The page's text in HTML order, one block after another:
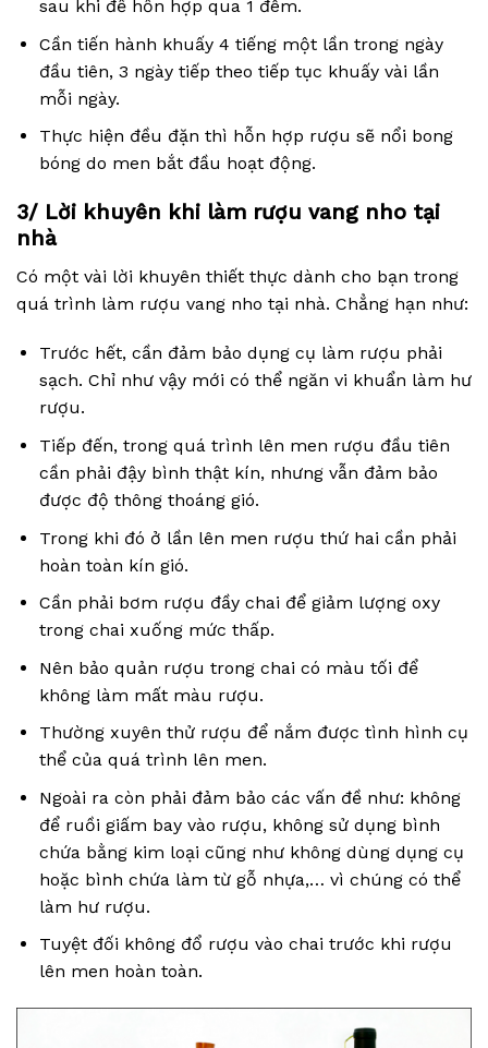
sau khi để hỗn hợp qua 1 đêm.
Cần tiến hành khuấy 4 tiếng một lần trong ngày
đầu tiên, 3 ngày tiếp theo tiếp tục khuấy vài lần
mỗi ngày.
Thực hiện đều đặn thì hỗn hợp rượu sẽ nổi bong
bóng do men bắt đầu hoạt động.
3/ Lời khuyên khi làm rượu vang nho tại
nhà
Có một vài lời khuyên thiết thực dành cho bạn trong
quá trình làm rượu vang nho tại nhà. Chẳng hạn như:
Trước hết, cần đảm bảo dụng cụ làm rượu phải
sạch. Chỉ như vậy mới có thể ngăn vi khuẩn làm hư
rượu.
Tiếp đến, trong quá trình lên men rượu đầu tiên
cần phải đậy bình thật kín, nhưng vẫn đảm bảo
được độ thông thoáng gió.
Trong khi đó ở lần lên men rượu thứ hai cần phải
hoàn toàn kín gió.
Cần phải bơm rượu đầy chai để giảm lượng oxy
trong chai xuống mức thấp.
Nên bảo quản rượu trong chai có màu tối để
không làm mất màu rượu.
Thường xuyên thử rượu để nắm được tình hình cụ
thể của quá trình lên men.
Ngoài ra còn phải đảm bảo các vấn đề như: không
để ruồi giấm bay vào rượu, không sử dụng bình
chứa bằng kim loại cũng như không dùng dụng cụ
hoặc bình chứa làm từ gỗ nhựa,… vì chúng có thể
làm hư rượu.
Tuyệt đối không đổ rượu vào chai trước khi rượu
lên men hoàn toàn.